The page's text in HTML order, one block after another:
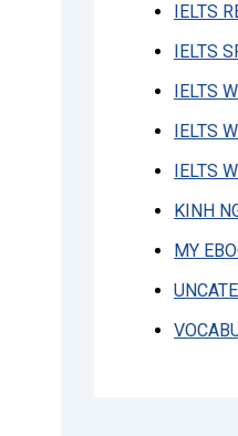
IELTS
IELTS
IELTS
IELTS
IELTS
KINH
MY